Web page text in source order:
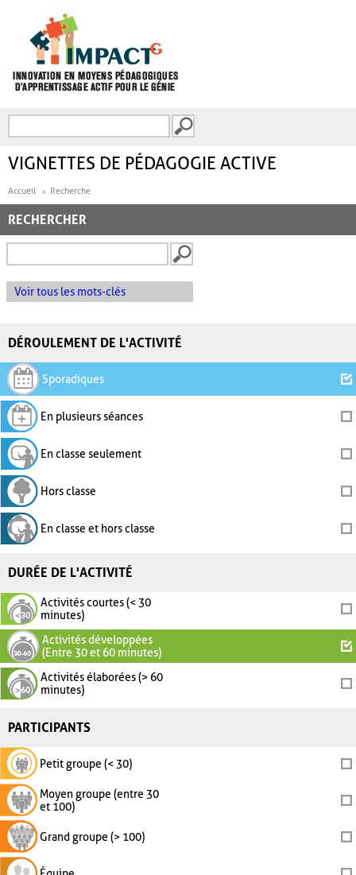
FORMULAIRE DE
VIGNETTES DE PÉDAGOGIE ACTIVE
Accueil Recherche
RECHERCHER
Voir tous les mots-clés
DÉROULEMENT DE L'ACTIVITÉ
Sporadiques
En plusieurs séances
En classe seulement
Hors classe
En classe et hors classe
DURÉE DE L'ACTIVITÉ
Activités courtes (< 30
minutes)
Activités développées
(Entre 30 et 60 minutes)
Activités élaborées (> 60
minutes)
PARTICIPANTS
Petit groupe (< 30)
Moyen groupe (entre 30
et 100)
Grand groupe (> 100)